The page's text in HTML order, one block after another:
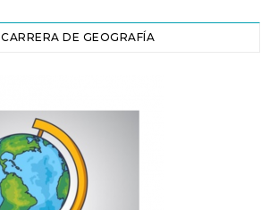
CARRERA DE GEOGRAFÍA